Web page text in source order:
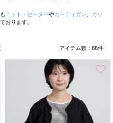
ニット・セーターやカーディガン
カッ
おります。
アイテム数： 88件